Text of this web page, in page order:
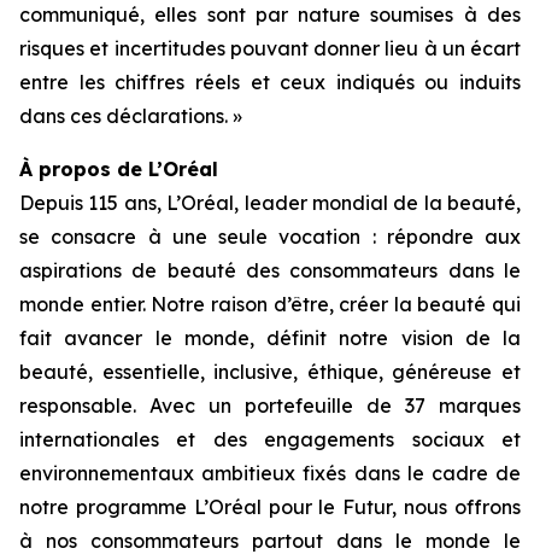
communiqué, elles sont par nature soumises à des
risques et incertitudes pouvant donner lieu à un écart
entre les chiffres réels et ceux indiqués ou induits
dans ces déclarations. »
À propos de L’Oréal
Depuis 115 ans, L’Oréal, leader mondial de la beauté,
se consacre à une seule vocation : répondre aux
aspirations de beauté des consommateurs dans le
monde entier. Notre raison d’être, créer la beauté qui
fait avancer le monde, définit notre vision de la
beauté, essentielle, inclusive, éthique, généreuse et
responsable. Avec un portefeuille de 37 marques
internationales et des engagements sociaux et
environnementaux ambitieux fixés dans le cadre de
notre programme L’Oréal pour le Futur, nous offrons
à nos consommateurs partout dans le monde le